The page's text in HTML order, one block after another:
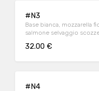
#N3
Base bianca, mozzarella
salmone selvaggio
32.00 €
#N4